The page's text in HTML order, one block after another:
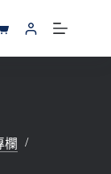
購
欄